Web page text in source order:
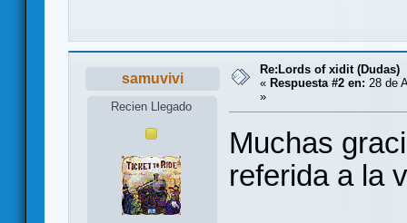
samuvivi
Recien Llegado
Re:Lords of xidit (Dudas)
« Respuesta #2 en: 28 de
»
Muchas
referida a la